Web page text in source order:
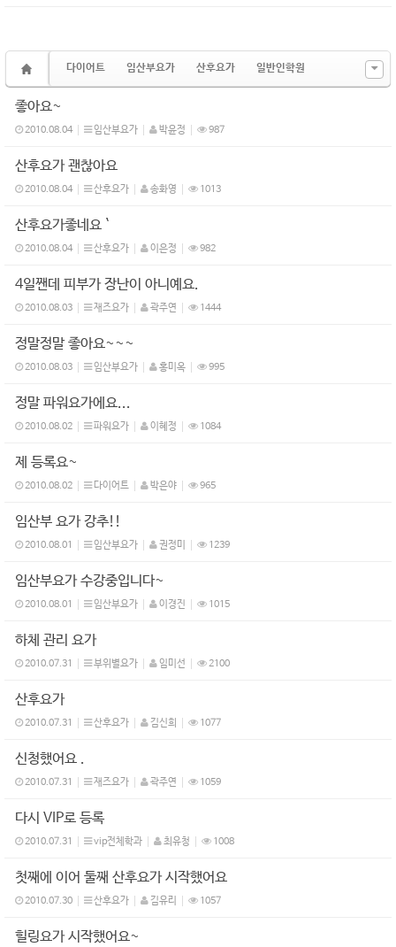
다이어트 임산부요가 산후요가 일반인학원
좋아요~
2010.08.04 임산부요가 박윤정 987
산후요가 괜찮아요
2010.08.04 산후요가 송화영 1013
산후요가좋네요 `
2010.08.04 산후요가 이은정 982
4일짼데 피부가 장난이 아니예요.
2010.08.03 재즈요가 곽주연 1444
정말정말 좋아요~~~
2010.08.03 임산부요가 홍미옥 995
정말 파워요가에요...
2010.08.02 파워요가 이혜정 1084
제 등록요~
2010.08.02 다이어트 박은야 965
임산부 요가 강추!!
2010.08.01 임산부요가 권정미 1239
임산부요가 수강중입니다~
2010.08.01 임산부요가 이경진 1015
하체 관리 요가
2010.07.31 부위별요가 임미선 2100
산후요가
2010.07.31 산후요가 김신희 1077
신청했어요 .
2010.07.31 재즈요가 곽주연 1059
다시 VIP로 등록
2010.07.31 vip전체학과 최유청 1008
첫째에 이어 둘째 산후요가 시작했어요
2010.07.30 산후요가 김유리 1057
힐링요가 시작했어요~